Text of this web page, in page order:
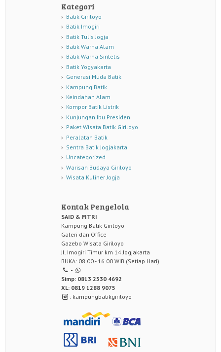
Kategori
Batik Giriloyo
Batik Imogiri
Batik Tulis Jogja
Batik Warna Alam
Batik Warna Sintetis
Batik Yogyakarta
Generasi Muda Batik
Kampung Batik
Keindahan Alam
Kompor Batik Listrik
Kunjungan Ibu Presiden
Paket Wisata Batik Giriloyo
Peralatan Batik
Sentra Batik Jogjakarta
Uncategorized
Warisan Budaya Giriloyo
Wisata Kuliner Jogja
Kontak Pengelola
SAID & FITRI
Kampung Batik Giriloyo
Galeri dan Office
Gazebo Wisata Giriloyo
Jl. Imogiri Timur km 14 Jogjakarta
BUKA: 08.00 - 16.00 WIB (Setiap Hari)
-
Simp: 0813 2530 4692
XL: 0819 1288 9075
: kampungbatikgiriloyo